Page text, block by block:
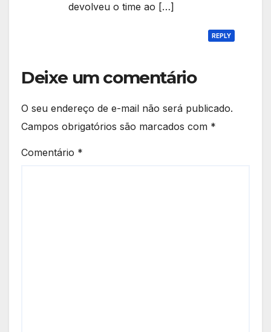
devolveu o time ao […]
REPLY
Deixe um comentário
O seu endereço de e-mail não será publicado.
Campos obrigatórios são marcados com *
Comentário *